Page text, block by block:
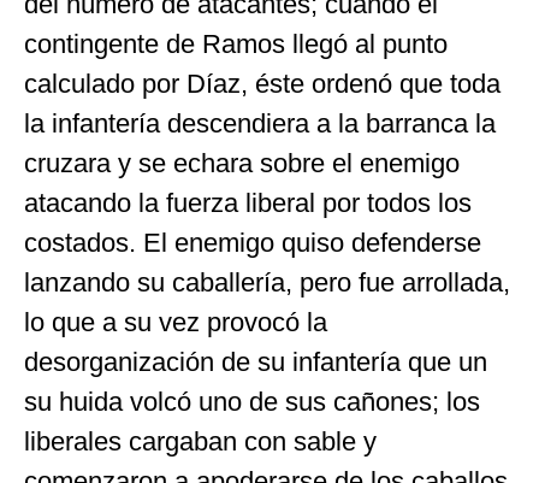
contingente de Ramos llegó al punto
calculado por Díaz, éste ordenó que toda
la infantería descendiera a la barranca la
cruzara y se echara sobre el enemigo
atacando la fuerza liberal por todos los
costados. El enemigo quiso defenderse
lanzando su caballería, pero fue arrollada,
lo que a su vez provocó la
desorganización de su infantería que un
su huida volcó uno de sus cañones; los
liberales cargaban con sable y